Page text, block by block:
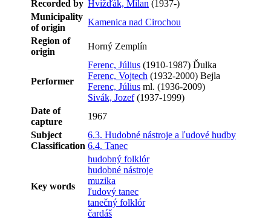
Recorded by Hvižďák, Milan (1937-)
Municipality
of origin
Kamenica nad Cirochou
Region of
origin
Horný Zemplín
Performer
Ferenc, Július (1910-1987) Ďulka
Ferenc, Vojtech (1932-2000) Bejla
Ferenc, Július ml. (1936-2009)
Sivák, Jozef(1937-1999)
Date of
capture
1967
Subject
Classification
6.3. Hudobné nástroje a ľudové hudby
6.4. Tanec
Key words
hudobný folklór
hudobné nástroje
muzika
ľudový tanec
tanečný folklór
čardáš